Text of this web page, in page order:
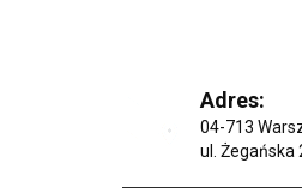
Adres:
04-713
ul. Żegańska